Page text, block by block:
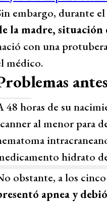
embargo, durante
la madre,
con una
médico.
48 horas de su
al menor para
hidrato
obstante, a los
apnea y